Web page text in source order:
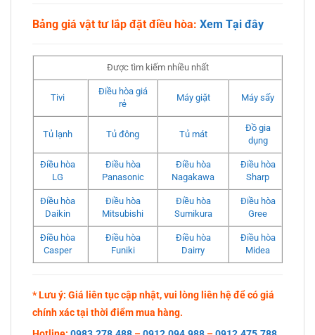
Bảng giá vật tư lắp đặt điều hòa: Xem Tại đây
Được tìm kiếm nhiều nhất
Tivi
Điều hòa giá
rẻ
Máy giặt Máy sấy
Tủ lạnh Tủ đông Tủ mát
Đồ gia
dụng
Điều hòa
LG
Điều hòa
Panasonic
Điều hòa
Nagakawa
Điều hòa
Sharp
Điều hòa
Daikin
Điều hòa
Mitsubishi
Điều hòa
Sumikura
Điều hòa
Gree
Điều hòa
Casper
Điều hòa
Funiki
Điều hòa
Dairry
Điều hòa
Midea
* Lưu ý: Giá liên tục cập nhật, vui lòng liên hệ để có giá
chính xác tại thời điểm mua hàng.